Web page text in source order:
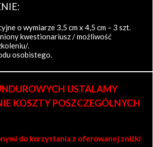
o wymiarze 3,5 cm x 4,5 cm – 3 szt.
kwestionariusz / możliwość
.
osobistego.
USTALAMY
KOSZTY POSZCZEGÓLNYCH
do korzystania z oferowanej zniżki